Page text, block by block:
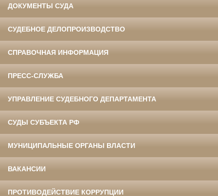
ДОКУМЕНТЫ СУДА
СУДЕБНОЕ ДЕЛОПРОИЗВОДСТВО
СПРАВОЧНАЯ ИНФОРМАЦИЯ
ПРЕСС-СЛУЖБА
УПРАВЛЕНИЕ СУДЕБНОГО ДЕПАРТАМЕНТА
СУДЫ СУБЪЕКТА РФ
МУНИЦИПАЛЬНЫЕ ОРГАНЫ ВЛАСТИ
ВАКАНСИИ
ПРОТИВОДЕЙСТВИЕ КОРРУПЦИИ